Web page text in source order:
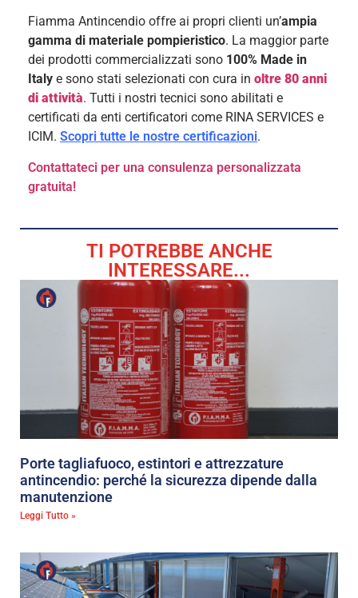
Fiamma Antincendio offre ai propri clienti un’ampia
gamma di materiale pompieristico. La maggior parte
dei prodotti commercializzati sono 100% Made in
Italy e sono stati selezionati con cura in oltre 80 anni
di attività. Tutti i nostri tecnici sono abilitati e
certificati da enti certificatori come RINA SERVICES e
ICIM. Scopri tutte le nostre certificazioni.
Contattateci per una consulenza personalizzata
gratuita!
TI POTREBBE ANCHE
INTERESSARE...
Porte tagliafuoco, estintori e attrezzature
antincendio: perché la sicurezza dipende dalla
manutenzione
Leggi Tutto »